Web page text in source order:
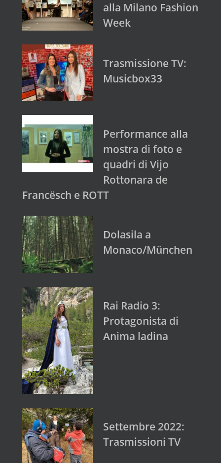
alla Milano Fashion
Week
Trasmissione TV:
Musicbox33
Performance alla
mostra di foto e
quadri di Vijo
Rottonara de
Francësch e ROTT
Dolasila a
Monaco/München
Rai Radio 3:
Protagonista di
Anima ladina
Settembre 2022:
Trasmissioni TV